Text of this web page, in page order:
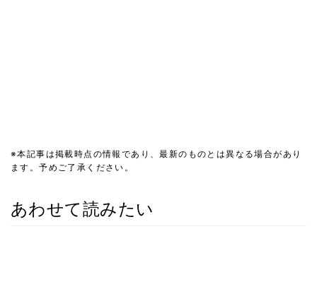
※本記事は掲載時点の情報であり、最新のものとは異なる場合があり
ます。予めご了承ください。
あわせて読みたい